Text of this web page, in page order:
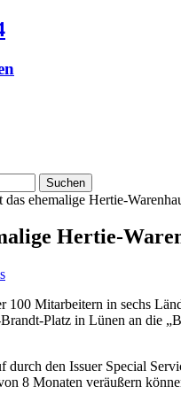
das ehemalige Hertie-
Hertie-
100 Mitarbeitern in sechs
Platz in Lünen an die
durch den Issuer Special
8 Monaten veräußern